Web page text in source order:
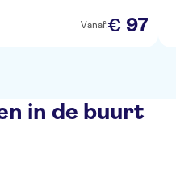
Vanaf:€ 97
in de buurt